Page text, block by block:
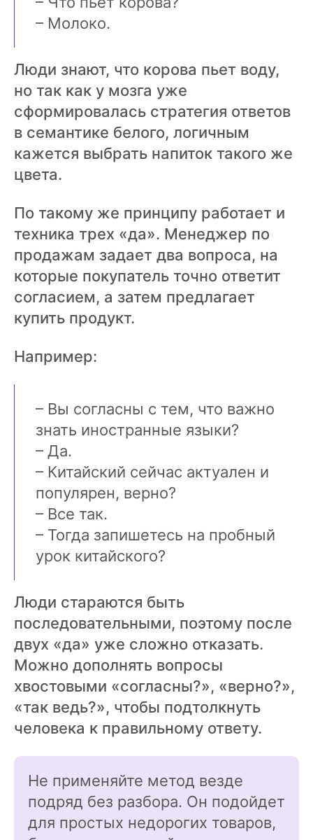
– Молоко.
Люди знают, что корова пьет воду,
но так как у мозга уже
сформировалась стратегия ответов
в семантике белого, логичным
кажется выбрать напиток такого же
цвета.
По такому же принципу работает и
техника трех «да». Менеджер по
продажам задает два вопроса, на
которые покупатель точно ответит
согласием, а затем предлагает
купить продукт.
Например:
– Вы согласны с тем, что важно
знать иностранные языки?
– Да.
– Китайский сейчас актуален и
популярен, верно?
– Все так.
– Тогда запишетесь на пробный
урок китайского?
Люди стараются быть
последовательными, поэтому после
двух «да» уже сложно отказать.
Можно дополнять вопросы
хвостовыми «согласны?», «верно?»,
«так ведь?», чтобы подтолкнуть
человека к правильному ответу.
Не применяйте метод везде
подряд без разбора. Он подойдет
для простых недорогих товаров,